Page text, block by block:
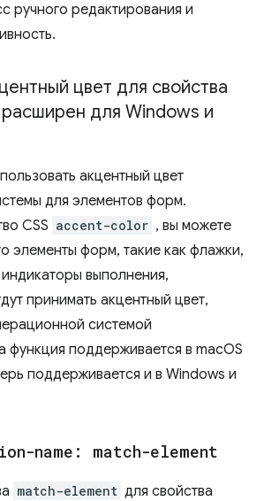
ручного редактирования и
цвет для свойства
расширен для Windows и
акцентный цвет
для элементов форм.
CSS accent-color , вы можете
элементы форм, такие как флажки,
выполнения,
принимать акцентный цвет,
системой
функция поддерживается в macOS
поддерживается и в Windows и
name: match-element
match-element для свойства